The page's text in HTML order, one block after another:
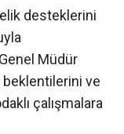
desteklerini
Müdür
beklentilerini ve
çalışmalara